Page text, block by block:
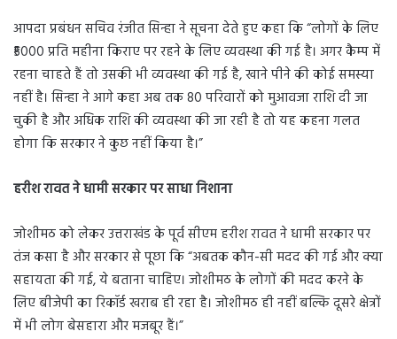
आपदा प्रबंधन सचिव रंजीत सिन्हा ने सूचना देते हुए कहा कि “लोगों के लिए
₹5000 प्रति महीना किराए पर रहने के लिए व्यवस्था की गई है। अगर कैम्प में
रहना चाहते हैं तो उसकी भी व्यवस्था की गई है, खाने पीने की कोई समस्या
नहीं है। सिन्हा ने आगे कहा अब तक 80 परिवारों को मुआवजा राशि दी जा
चुकी है और अधिक राशि की व्यवस्था की जा रही है तो यह कहना गलत
होगा कि सरकार ने कुछ नहीं किया है।”
हरीश रावत ने धामी सरकार पर साधा निशाना
जोशीमठ को लेकर उत्तराखंड के पूर्व सीएम हरीश रावत ने धामी सरकार पर
तंज कसा है और सरकार से पूछा कि “अबतक कौन-सी मदद की गई और क्या
सहायता की गई, ये बताना चाहिए। जोशीमठ के लोगों की मदद करने के
लिए बीजेपी का रिकॉर्ड खराब ही रहा है। जोशीमठ ही नहीं बल्कि दूसरे क्षेत्रों
में भी लोग बेसहारा और मजबूर हैं।”